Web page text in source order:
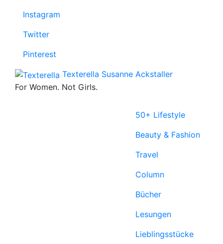
Instagram
Twitter
Pinterest
Texterella Susanne Ackstaller
For Women. Not Girls.
50+ Lifestyle
Beauty & Fashion
Travel
Column
Bücher
Lesungen
Lieblings­stücke